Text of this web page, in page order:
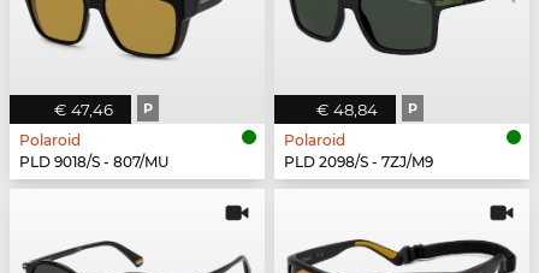
€ 47,46 P
Polaroid
PLD 9018/S - 807/MU
€ 48,84 P
Polaroid
PLD 2098/S - 7ZJ/M9